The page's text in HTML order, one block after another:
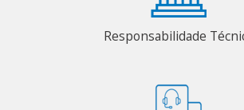
Responsabilidade